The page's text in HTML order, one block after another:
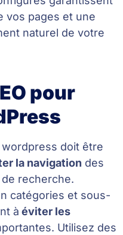
vos pages et une
naturel de votre
pour
wordpress doit être
la navigation des
recherche.
catégories et sous-
à éviter les
Utilisez des